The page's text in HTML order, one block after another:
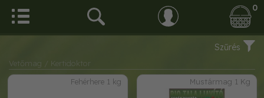
0
Szűrés
Vetőmag
/ Kertidoktor
Fehérhere 1 kg
Mustármag 1 Kg